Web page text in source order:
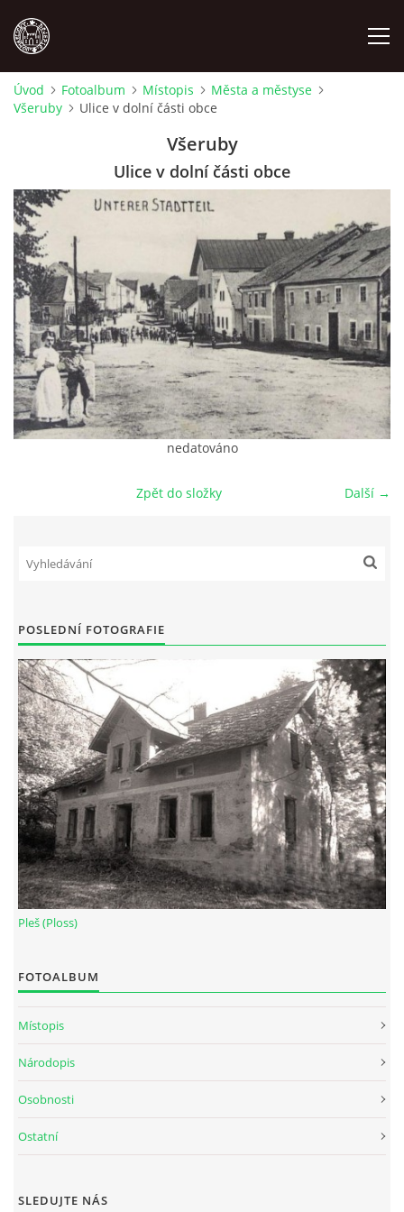
MÍSTOPIS
OSOBNOSTI
OSTATNÍ
ODKAZY
O NÁS
DŮL NA SLÍDU (NA KOLE)
Tento projekt je realizován za finanční podpory
města Domažlice.
© 2026 eStránky.cz |Aktualizováno: 17. 7. 2026|Nahoru ↑
Úvod Fotoalbum Místopis
Města a městyse
Všeruby
Ulice v dolní části obce
Všeruby
Ulice v dolní části obce
nedatováno
Další →
Zpět do složky
POSLEDNÍ FOTOGRAFIE
Pleš (Ploss)
FOTOALBUM
Místopis
Národopis
Osobnosti
Ostatní
SLEDUJTE NÁS